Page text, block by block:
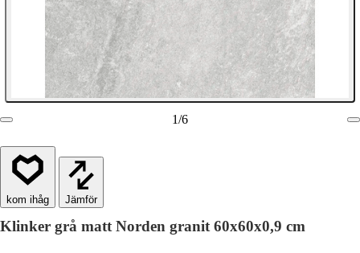
1/6
Jämför
Klinker grå matt Norden granit 60x60x0,9 cm